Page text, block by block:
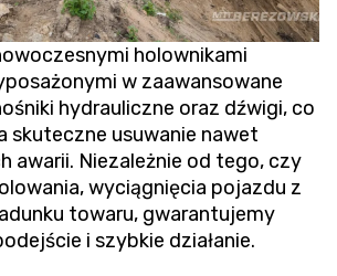
holownikami
w zaawansowane
hydrauliczne oraz dźwigi, co
skuteczne usuwanie nawet
awarii. Niezależnie od tego, czy
wyciągnięcia pojazdu z
towaru, gwarantujemy
i szybkie działanie.